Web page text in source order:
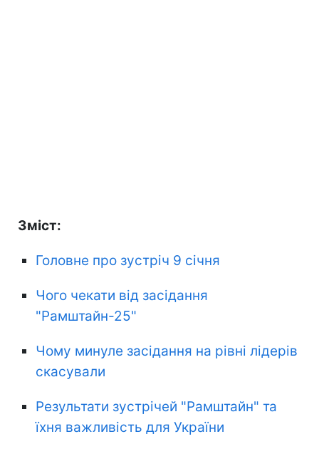
Зміст:
Головне про зустріч 9 січня
Чого чекати від засідання
"Рамштайн-25"
Чому минуле засідання на рівні лідерів
скасували
Результати зустрічей "Рамштайн" та
їхня важливість для України